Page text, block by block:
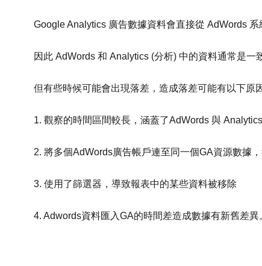
Google Analytics 廣告數據資料會直接從 AdWords 系
因此 AdWords 和 Analytics (分析) 中的資料通常是一
但有些時候可能會出現落差，造成落差可能有以下原
1. 觀察的時間區間較長，涵蓋了AdWords 與
2. 將多個AdWords廣告帳戶連至同一個GA資源數據，
3. 使用了篩選器，導致報表中的某些資料被移除
4. Adwords資料匯入GA的時間差造成數據有新舊差異